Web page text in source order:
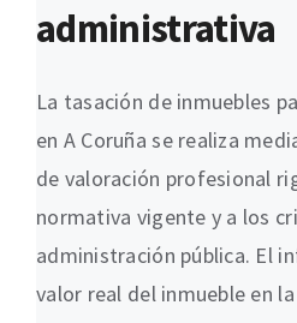
administrativa
La tasación de inmuebles
en A Coruña se realiza
de valoración profesional
normativa vigente y a los
administración pública. El
valor real del inmueble en